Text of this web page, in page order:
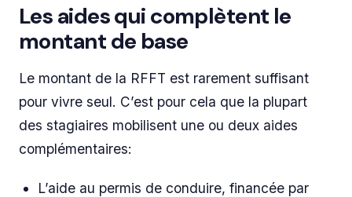
Les aides qui complètent le
montant de base
Le montant de la RFFT est rarement suffisant
pour vivre seul. C’est pour cela que la plupart
des stagiaires mobilisent une ou deux aides
complémentaires:
L’aide au permis de conduire, financée par